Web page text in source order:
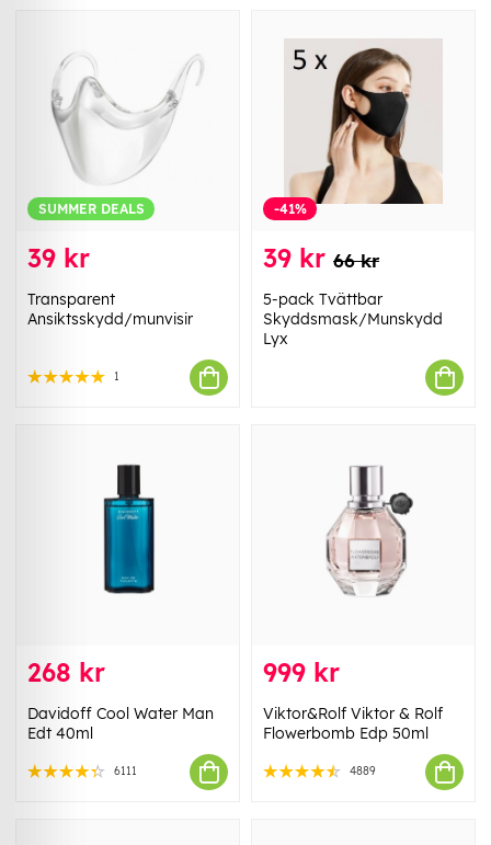
SUMMER DEALS
39 kr
Transparent
Ansiktsskydd/munvisir
1
-41%
39 kr 66 kr
5-pack Tvättbar
Skyddsmask/Munskydd
Lyx
268 kr
Davidoff Cool Water Man
Edt 40ml
6111
999 kr
Viktor&Rolf Viktor & Rolf
Flowerbomb Edp 50ml
4889